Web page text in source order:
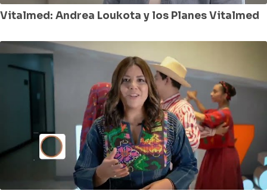
Vitalmed: Andrea Loukota y los Planes Vitalmed